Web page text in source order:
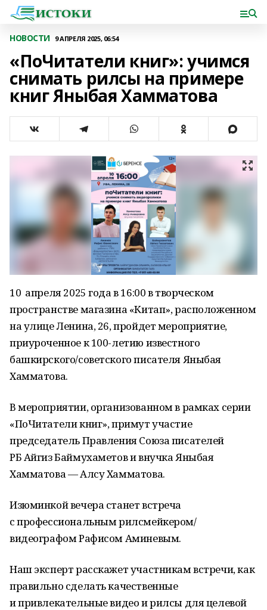
НОВОСТИ 9 АПРЕЛЯ 2025, 06:54
«ПоЧитатели книг»: учимся
снимать рилсы на примере
книг Яныбая Хамматова
10 апреля 2025 года в 16:00 в творческом
пространстве магазина «Китап», расположенном
на улице Ленина, 26, пройдет мероприятие,
приуроченное к 100-летию известного
башкирского/советского писателя Яныбая
Хамматова.
В мероприятии, организованном в рамках серии
«ПоЧитатели книг», примут участие
председатель Правления Союза писателей
РБ Айгиз Баймухаметов и внучка Яныбая
Хамматова — Алсу Хамматова.
Изюминкой вечера станет встреча
с профессиональным рилсмейкером/
видеографом Рафисом Аминевым.
Наш эксперт расскажет участникам встречи, как
правильно сделать качественные
и привлекательные видео и рилсы для целевой